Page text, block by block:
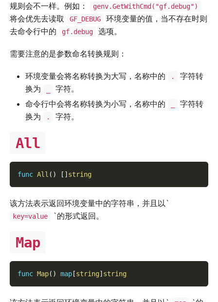
规则会不一样。例如：
genv.GetWithCmd("gf.debug")
将会优先去读取 GF_DEBUG
环境变量的值，当不存在时则
去命令行中的
gf.debug 选项。
需要注意的是参数命名转换规则：
环境变量会将名称转换为大写，名称中的 .
字符转
换为
字符。
命令行中会将名称转换为小写，名称中的
字符转
换为
. 字符。
All
func All ( ) [ ] string
该方法表示返回环境变量中的字符串，并且以`
key=value `的形式返回。
Map
func Map( ) map [string] string